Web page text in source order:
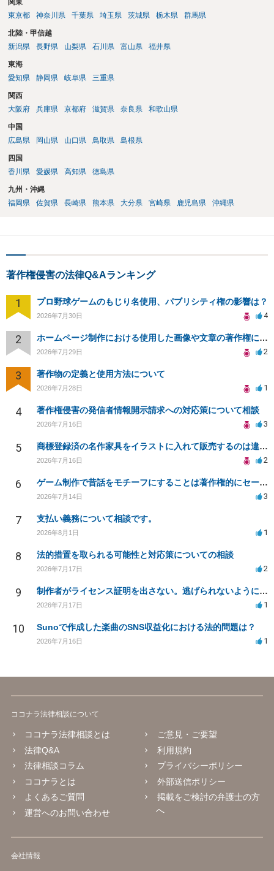
関東
東京都
神奈川県 千葉県 埼玉県 茨城県 栃木県 群馬県
北陸・甲信越
新潟県
長野県 山梨県 石川県 富山県 福井県
東海
愛知県
静岡県 岐阜県 三重県
関西
大阪府
兵庫県 京都府 滋賀県 奈良県 和歌山県
中国
広島県
岡山県 山口県 鳥取県 島根県
四国
香川県
愛媛県 高知県 徳島県
九州・沖縄
福岡県
佐賀県 長崎県 熊本県 大分県 宮崎県 鹿児島県 沖縄県
著作権侵害の法律Q&Aランキング
1 プロ野球ゲームのもじり名使用、パブリシティ権の影響は？
2026年7月30日 4
2 ホームページ制作における使用した画像や文章の著作権について
2026年7月29日 2
3 著作物の定義と使用方法について
2026年7月28日 1
4 著作権侵害の発信者情報開示請求への対応策について相談
2026年7月16日 3
5 商標登録済の名作家具をイラストに入れて販売するのは違法でしょうか
2026年7月16日 2
6 ゲーム制作で昔話をモチーフにすることは著作権的にセーフかどうか
2026年7月14日 3
7 支払い義務について相談です。
2026年8月1日 1
8 法的措置を取られる可能性と対応策についての相談
2026年7月17日 2
9 制作者がライセンス証明を出さない。逃げられないように、今すぐ法的に何をすべきか
2026年7月17日 1
10 Sunoで作成した楽曲のSNS収益化における法的問題は？
2026年7月16日 1
ココナラ法律相談について
ココナラ法律相談とは
法律Q&A
法律相談コラム
ココナラとは
よくあるご質問
運営へのお問い合わせ
ご意見・ご要望
利用規約
プライバシーポリシー
外部送信ポリシー
掲載をご検討の弁護士の方
へ
会社情報